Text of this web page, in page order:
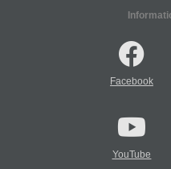
Facebook
YouTube